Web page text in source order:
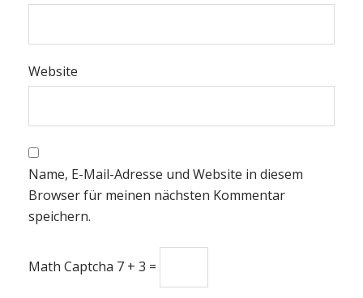
Website
Name, E-Mail-Adresse und Website in diesem
Browser für meinen nächsten Kommentar
speichern.
Math Captcha 7 + 3 =